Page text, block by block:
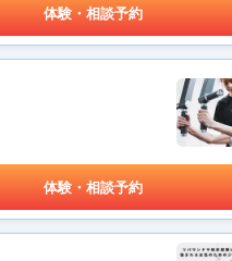
体験・相談予約
体験・相談予約